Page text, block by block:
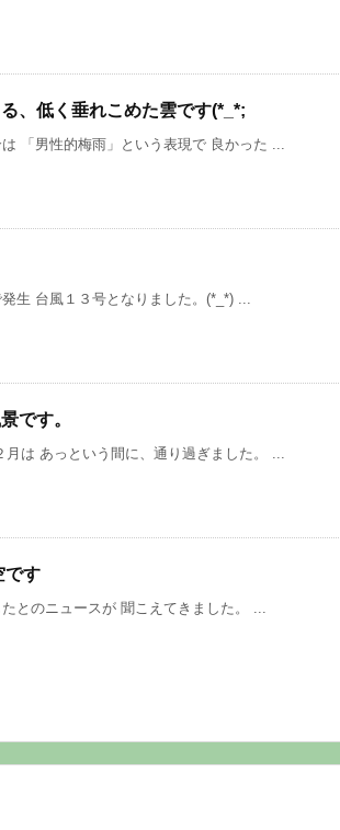
、低く垂れこめた雲です(*_*;
「男性的梅雨」という表現で 良かった ...
生 台風１３号となりました。(*_*) ...
です。
は あっという間に、通り過ぎました。 ...
です
とのニュースが 聞こえてきました。 ...